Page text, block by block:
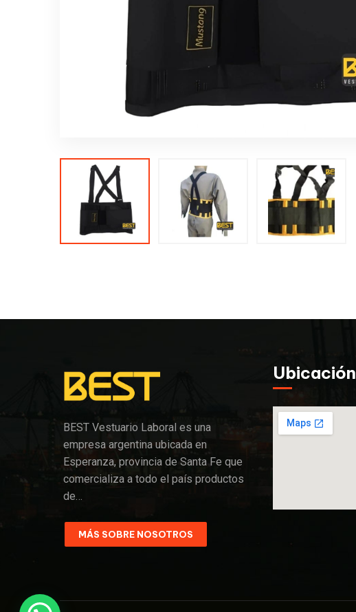
BEST Vestuario Laboral es una
empresa argentina ubicada en
Esperanza, provincia de Santa Fe que
comercializa a todo el país productos
de…
MÁS SOBRE NOSOTROS
Ubicación